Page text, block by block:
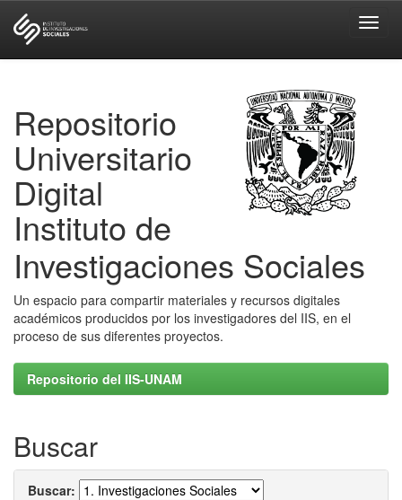
Repositorio
Universitario
Digital
Instituto de
Investigaciones Sociales
Un espacio para compartir materiales y recursos digitales
académicos producidos por los investigadores del IIS, en el
proceso de sus diferentes proyectos.
Repositorio del IIS-UNAM
Buscar
Buscar: